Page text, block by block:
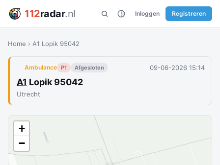
112radar.nl Inloggen Registreren
Home › A1 Lopik 95042
Ambulance P1 Afgesloten 09-06-2026 15:14
A1 Lopik 95042
Utrecht
+
−